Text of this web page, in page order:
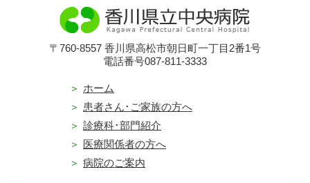
〒760-8557 香川県高松市朝日町一丁目2番1号
電話番号087-811-3333
ホーム
患者さん･ご家族の方へ
診療科･部門紹介
医療関係者の方へ
病院のご案内